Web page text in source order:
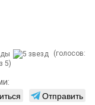
(голосов:
5)
Отправить